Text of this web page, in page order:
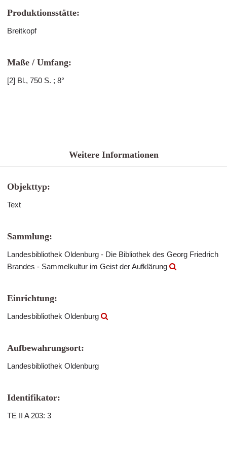
Produktionsstätte:
Breitkopf
Maße / Umfang:
[2] Bl., 750 S. ; 8°
Weitere Informationen
Objekttyp:
Text
Sammlung:
Landesbibliothek Oldenburg - Die Bibliothek des Georg Friedrich
Brandes - Sammelkultur im Geist der Aufklärung
Einrichtung:
Landesbibliothek Oldenburg
Aufbewahrungsort:
Landesbibliothek Oldenburg
Identifikator:
TE II A 203: 3